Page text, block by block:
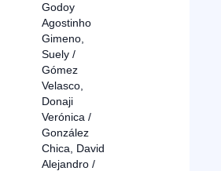
Godoy
Agostinho
Gimeno,
Suely /
Gómez
Velasco,
Donaji
Verónica /
González
Chica, David
Alejandro /